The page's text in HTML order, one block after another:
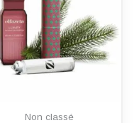
Non classé